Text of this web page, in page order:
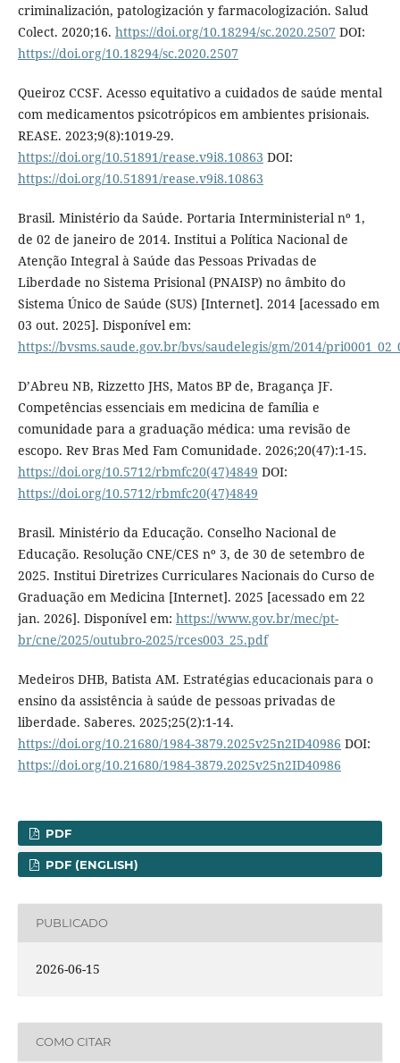
criminalización, patologización y farmacologización. Salud
Colect. 2020;16. https://doi.org/10.18294/sc.2020.2507 DOI:
https://doi.org/10.18294/sc.2020.2507
Queiroz CCSF. Acesso equitativo a cuidados de saúde mental
com medicamentos psicotrópicos em ambientes prisionais.
REASE. 2023;9(8):1019-29.
https://doi.org/10.51891/rease.v9i8.10863 DOI:
https://doi.org/10.51891/rease.v9i8.10863
Brasil. Ministério da Saúde. Portaria Interministerial nº 1,
de 02 de janeiro de 2014. Institui a Política Nacional de
Atenção Integral à Saúde das Pessoas Privadas de
Liberdade no Sistema Prisional (PNAISP) no âmbito do
Sistema Único de Saúde (SUS) [Internet]. 2014 [acessado em
03 out. 2025]. Disponível em:
https://bvsms.saude.gov.br/bvs/saudelegis/gm/2014/
D’Abreu NB, Rizzetto JHS, Matos BP de, Bragança JF.
Competências essenciais em medicina de família e
comunidade para a graduação médica: uma revisão de
escopo. Rev Bras Med Fam Comunidade. 2026;20(47):1-15.
https://doi.org/10.5712/rbmfc20(47)4849 DOI:
https://doi.org/10.5712/rbmfc20(47)4849
Brasil. Ministério da Educação. Conselho Nacional de
Educação. Resolução CNE/CES nº 3, de 30 de setembro de
2025. Institui Diretrizes Curriculares Nacionais do Curso de
Graduação em Medicina [Internet]. 2025 [acessado em 22
jan. 2026]. Disponível em: https://www.gov.br/mec/pt-
br/cne/2025/outubro-2025/rces003_25.pdf
Medeiros DHB, Batista AM. Estratégias educacionais para o
ensino da assistência à saúde de pessoas privadas de
liberdade. Saberes. 2025;25(2):1-14.
https://doi.org/10.21680/1984-3879.2025v25n2ID40986 DOI:
https://doi.org/10.21680/1984-3879.2025v25n2ID40986
PDF
PDF (ENGLISH)
PUBLICADO
2026-06-15
COMO CITAR